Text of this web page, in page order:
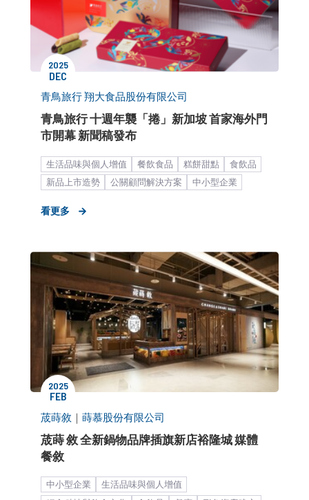
2025
DEC
青鳥旅行 翔大食品股份有限公司
青鳥旅行 十週年襲「捲」新加坡 首家海外門
市開幕 新聞稿發布
生活品味與個人增值 餐飲食品 糕餅甜點
食飲品
新品上市造勢
公關顧問解決方案
中小型企業
看更多
2025
FEB
荿蒔敘 ｜ 蒔慕股份有限公司
荿蒔 敘 全新鍋物品牌插旗新店裕隆城 媒體
餐敘
中小型企業
生活品味與個人增值